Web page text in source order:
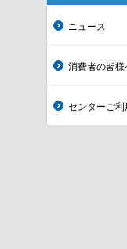
ニュース
消費者の皆様
センターご利